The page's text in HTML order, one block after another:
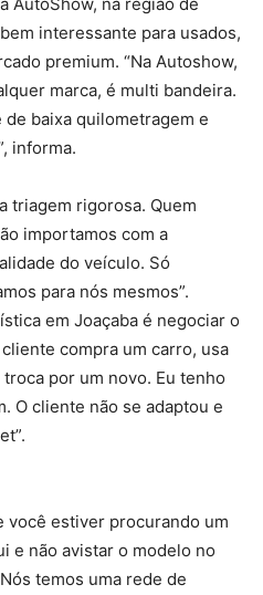
interessante para usados,
premium. “Na Autoshow,
marca, é multi bandeira.
baixa quilometragem e
informa.
triagem rigorosa. Quem
importamos com a
do veículo. Só
para nós mesmos”.
em Joaçaba é negociar o
compra um carro, usa
por um novo. Eu tenho
O cliente não se adaptou e
você estiver procurando um
e não avistar o modelo no
temos uma rede de